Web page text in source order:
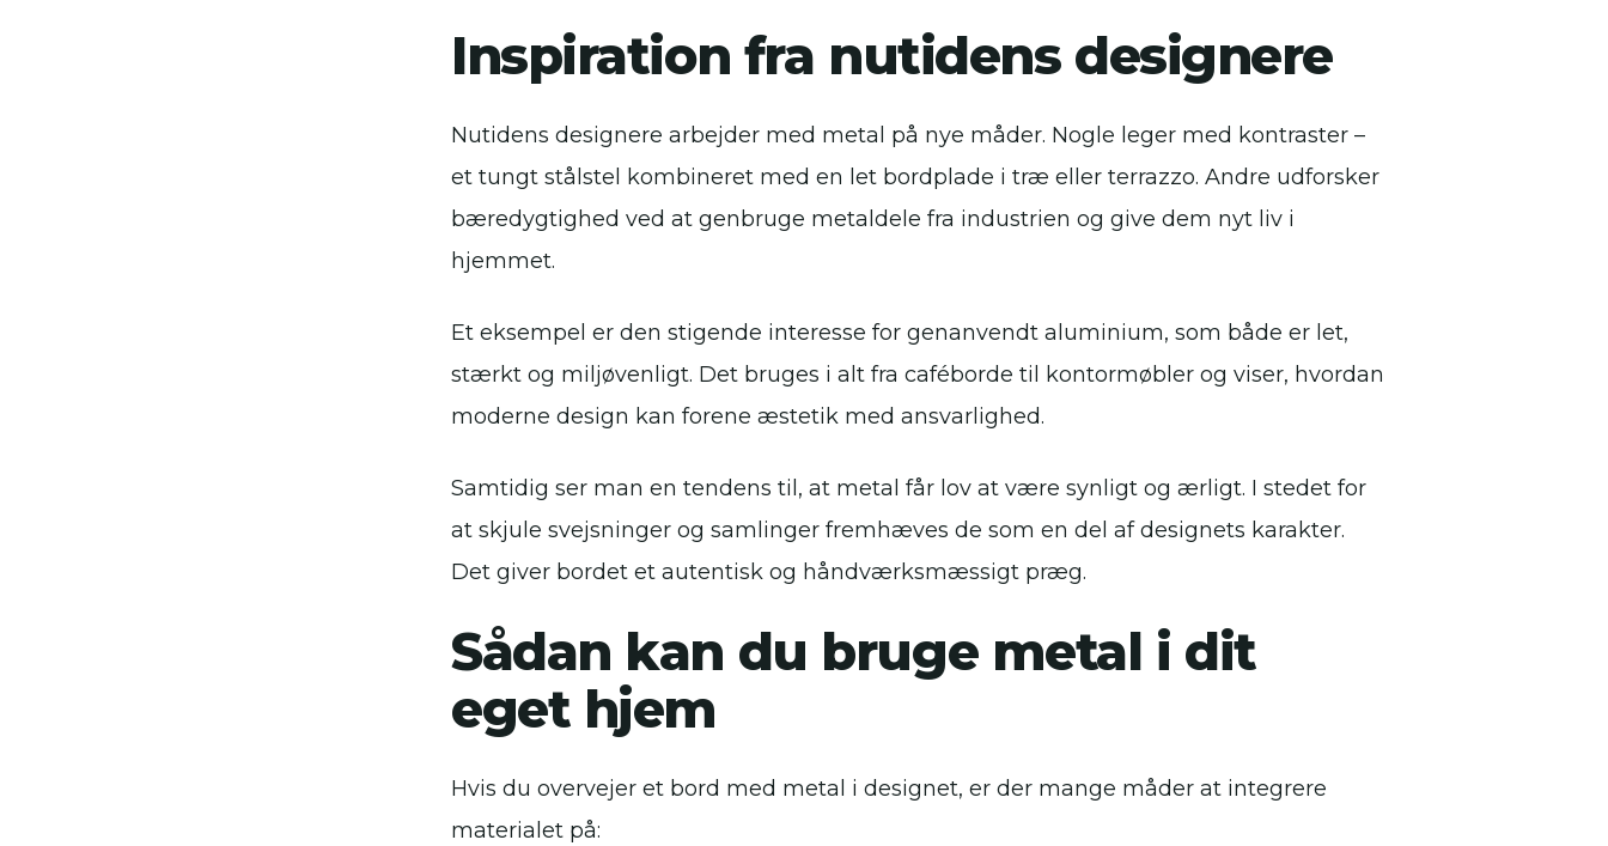
Inspiration fra nutidens designere
Nutidens designere arbejder med metal på nye måder. Nogle leger med kontraster –
et tungt stålstel kombineret med en let bordplade i træ eller terrazzo. Andre udforsker
bæredygtighed ved at genbruge metaldele fra industrien og give dem nyt liv i
hjemmet.
Et eksempel er den stigende interesse for genanvendt aluminium, som både er let,
stærkt og miljøvenligt. Det bruges i alt fra caféborde til kontormøbler og viser, hvordan
moderne design kan forene æstetik med ansvarlighed.
Samtidig ser man en tendens til, at metal får lov at være synligt og ærligt. I stedet for
at skjule svejsninger og samlinger fremhæves de som en del af designets karakter.
Det giver bordet et autentisk og håndværksmæssigt præg.
Sådan kan du bruge metal i dit
eget hjem
Hvis du overvejer et bord med metal i designet, er der mange måder at integrere
materialet på: